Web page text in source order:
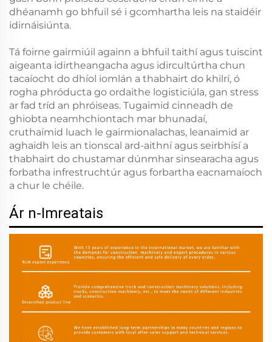
dhéanamh go bhfuil sé i gcomhartha leis na staidéir
idirnáisiúnta.
Tá foirne gairmiúil againn a bhfuil taithí agus tuiscint
aigeanta idirtheangacha agus idircultúrtha chun
tacaíocht do dhíol iomlán a thabhairt do khilrí, ó
rogha phróducta go ordaithe logisticiúla, gan stress
ar fad tríd an phróiseas. Tugaimid cinneadh de
ghiobta neamhchiontach mar bhunadaí,
cruthaímid luach le gairmionalachas, leanaimid ar
aghaidh leis an tionscal ard-aithní agus seirbhísí a
thabhairt do chustamar dúnmhar sinsearacha agus
forbatha infrestruchtúr agus forbartha eacnamaíoch
a chur le chéile.
Ár n-Imreatais